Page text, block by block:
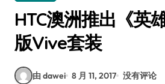
HTC澳洲推出《英
版Vive套装
由 dawei 8 月 11, 2017 没有评论